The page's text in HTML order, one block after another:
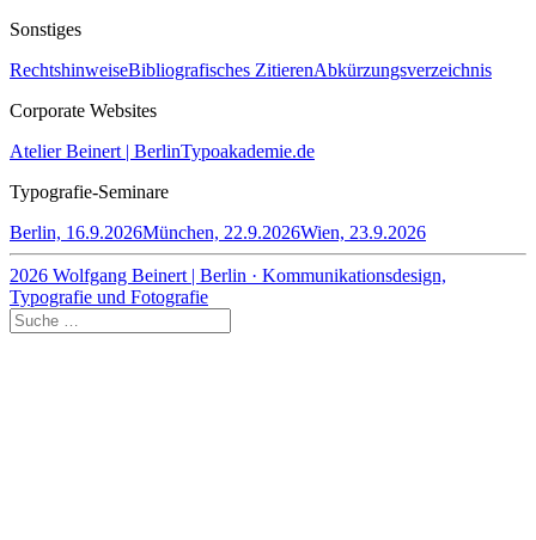
Sonstiges
RechtshinweiseBibliografisches ZitierenAbkürzungsverzeichnis
Corporate Websites
Atelier Beinert | BerlinTypoakademie.de
Typografie-Seminare
Berlin, 16.9.2026München, 22.9.2026Wien, 23.9.2026
2026 Wolfgang Beinert | Berlin · Kommunikationsdesign,
Typografie und Fotografie